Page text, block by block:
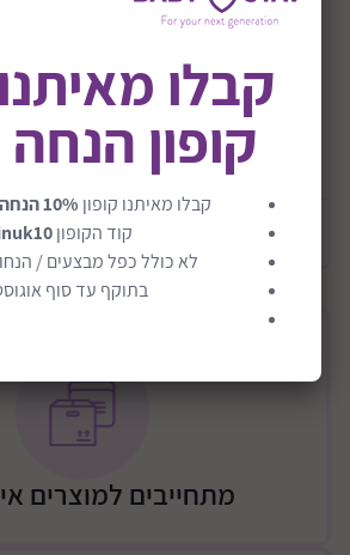
הכסא מתאים מגיל חצי שנה ועד למשקל 15
בעל מגש נשלף
כולל מדרך רגליים
מושב של הכסא גבוה ורחב
בעל 5 נקודות עיגון לבטיחות מקסימאלית
הריפוד דמוי עור נעים לילדכם
קרא עוד
מידע כללי
מתחייבים למוצרים
קבלו מאיתנו
קופון הנחה
קבלו מאיתנו קופון 10% הנחה
קוד הקופון
לא כולל כפל מבצעים /
בתוקף עד סוף אוגוסט